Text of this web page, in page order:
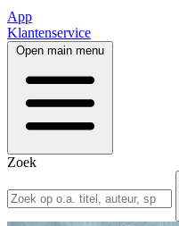
App
Klantenservice
Open main menu
Zoek